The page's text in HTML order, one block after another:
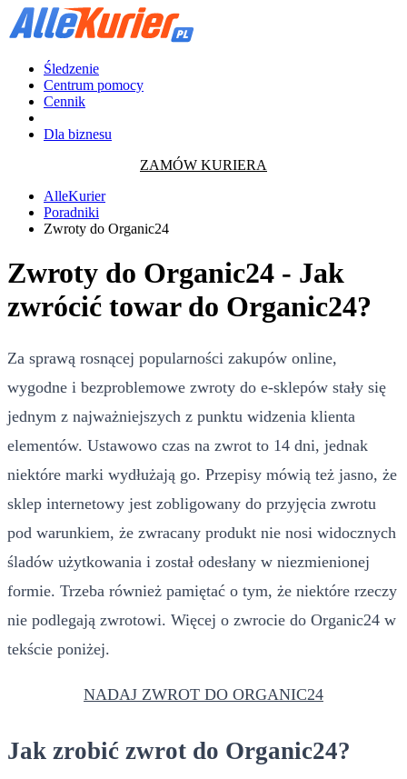
Śledzenie
Centrum pomocy
Cennik
Dla biznesu
ZAMÓW KURIERA
AlleKurier
Poradniki
Zwroty do Organic24
Zwroty do Organic24 - Jak
zwrócić towar do Organic24?
Za sprawą rosnącej popularności zakupów online,
wygodne i bezproblemowe zwroty do e-sklepów stały się
jednym z najważniejszych z punktu widzenia klienta
elementów. Ustawowo czas na zwrot to 14 dni, jednak
niektóre marki wydłużają go. Przepisy mówią też jasno, że
sklep internetowy jest zobligowany do przyjęcia zwrotu
pod warunkiem, że zwracany produkt nie nosi widocznych
śladów użytkowania i został odesłany w niezmienionej
formie. Trzeba również pamiętać o tym, że niektóre rzeczy
nie podlegają zwrotowi. Więcej o zwrocie do Organic24 w
tekście poniżej.
NADAJ ZWROT DO ORGANIC24
Jak zrobić zwrot do Organic24?